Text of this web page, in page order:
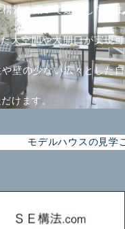
構法を用いて建築していま
大空間や大開口が実現可
壁の少ない広々とした自
けます。
モデルハウスの見学